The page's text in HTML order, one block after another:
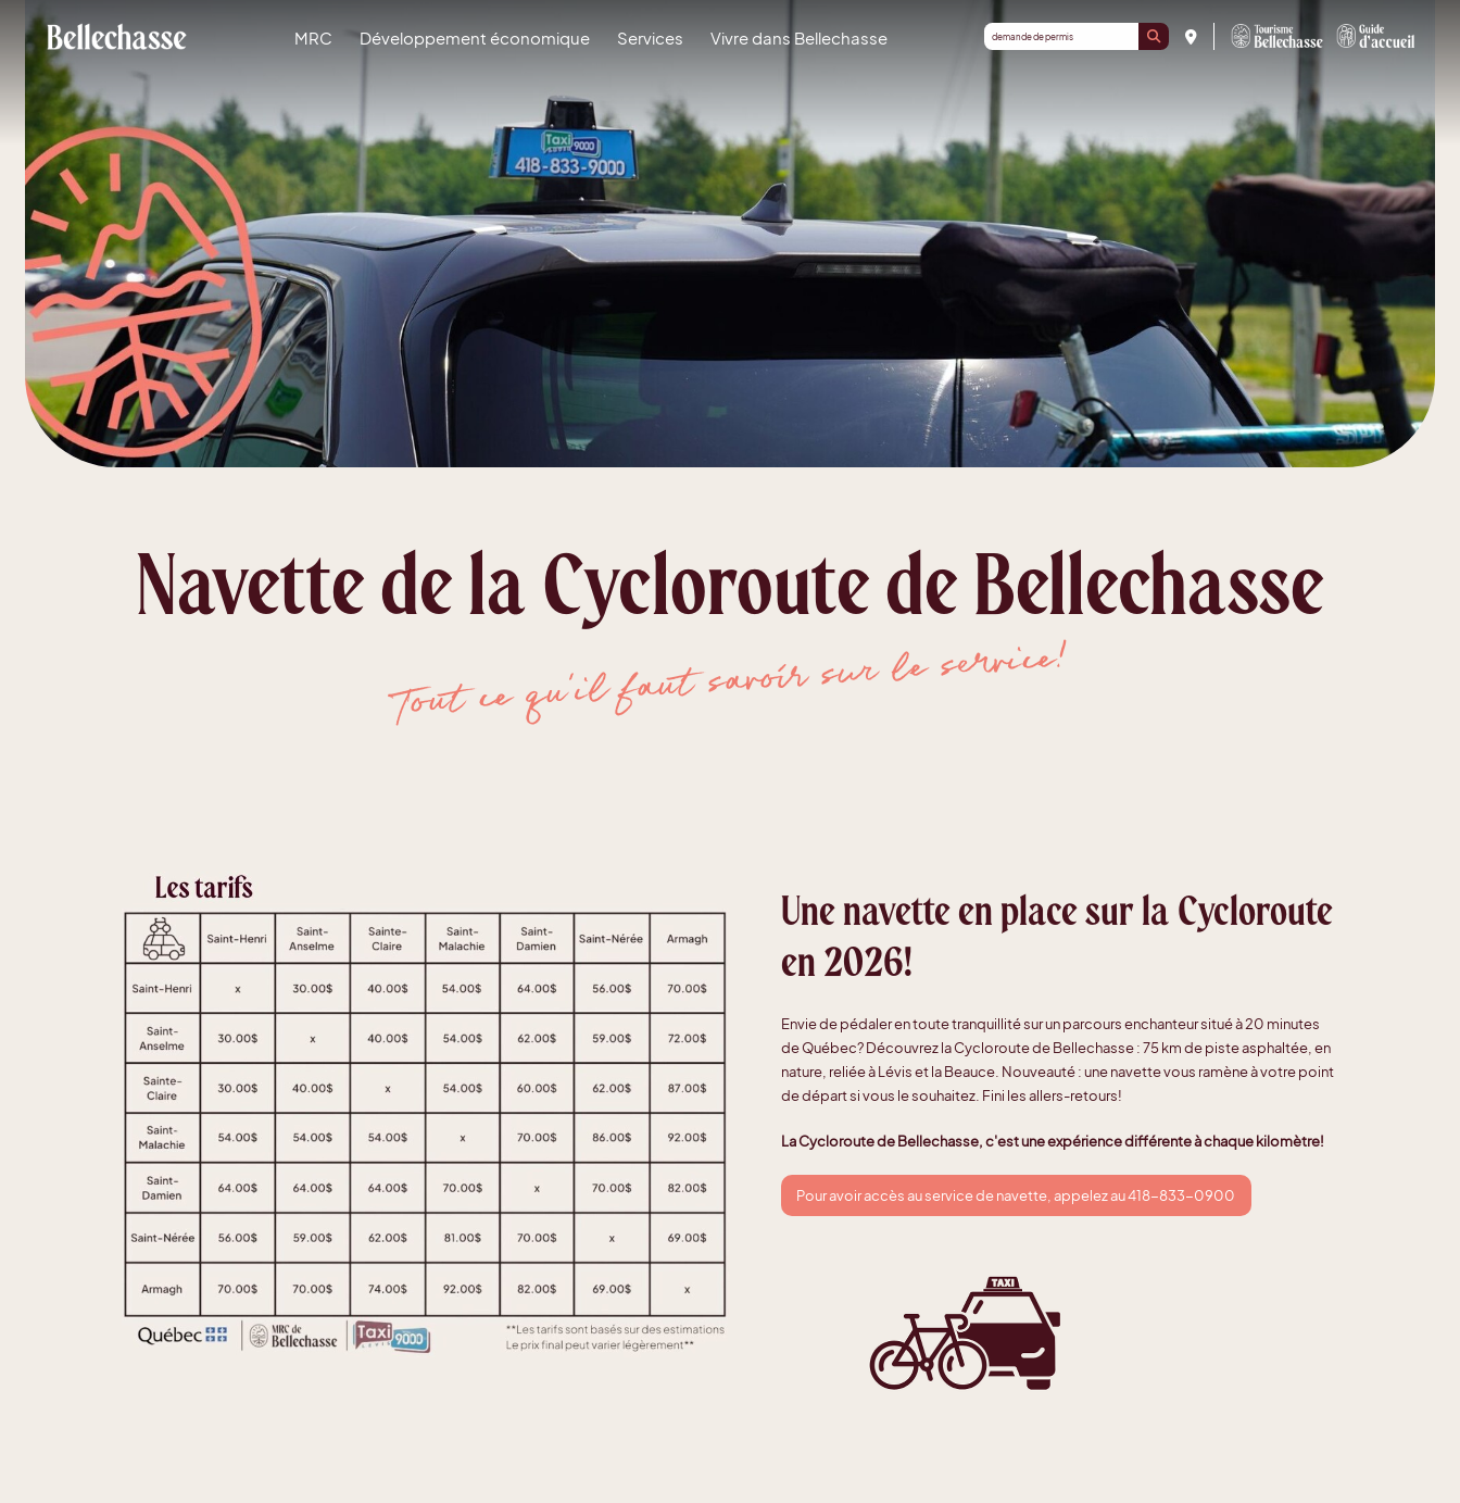
MRC Développement économique Services Vivre dans Bellechasse
Navette de la Cycloroute de Bellechasse
Tout ce qu'il faut savoir sur le service!
Une navette en place sur la Cycloroute
en 2026!
Envie de pédaler en toute tranquillité sur un parcours enchanteur situé à 20 minutes
de Québec? Découvrez la Cycloroute de Bellechasse : 75 km de piste asphaltée, en
nature, reliée à Lévis et la Beauce. Nouveauté : une navette vous ramène à votre point
de départ si vous le souhaitez. Fini les allers-retours!
La Cycloroute de Bellechasse, c'est une expérience différente à chaque kilomètre!
Pour avoir accès au service de navette, appelez au 418-833-0900